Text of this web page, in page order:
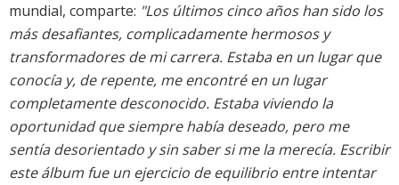
mundial, comparte: "Los últimos cinco años han sido los
más desafiantes, complicadamente hermosos y
transformadores de mi carrera. Estaba en un lugar que
conocía y, de repente, me encontré en un lugar
completamente desconocido. Estaba viviendo la
oportunidad que siempre había deseado, pero me
sentía desorientado y sin saber si me la merecía. Escribir
este álbum fue un ejercicio de equilibrio entre intentar